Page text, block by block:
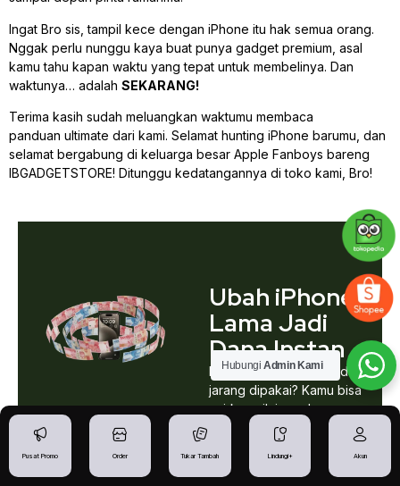
Ingat Bro sis, tampil kece dengan iPhone itu hak semua orang.
Nggak perlu nunggu kaya buat punya gadget premium, asal
kamu tahu kapan waktu yang tepat untuk membelinya. Dan
waktunya… adalah SEKARANG!
Terima kasih sudah meluangkan waktumu membaca
panduan ultimate dari kami. Selamat hunting iPhone barumu, dan
selamat bergabung di keluarga besar Apple Fanboys bareng
IBGADGETSTORE! Ditunggu kedatangannya di toko kami, Bro!
Ubah iPhone
Lama Jadi
Dana Instan
Punya iPhone yang sudah
jarang dipakai? Kamu bisa
cairkan nilainya dengan
proses cepat, aman, dan
Pusat Promo Order Tukar Tambah Lindungi+ Akun
Hubungi Admin Kami